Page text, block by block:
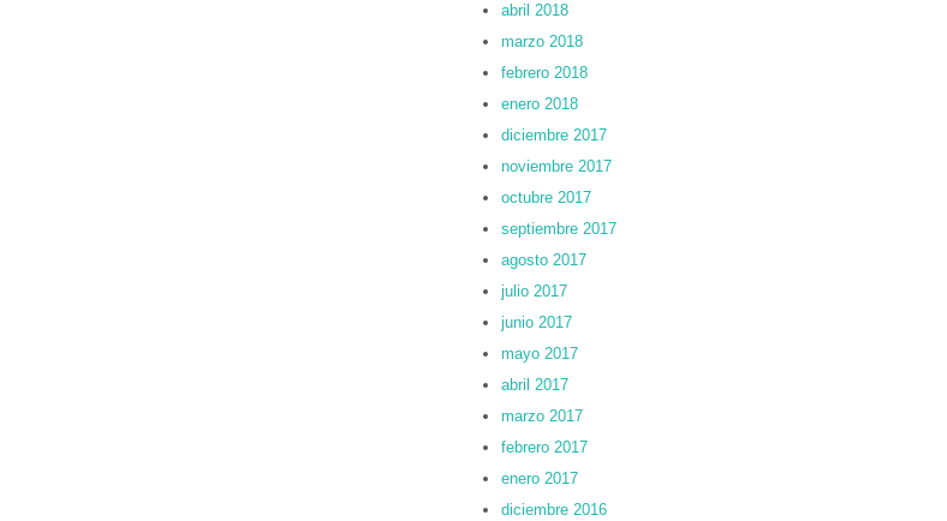
abril 2018
marzo 2018
febrero 2018
enero 2018
diciembre 2017
noviembre 2017
octubre 2017
septiembre 2017
agosto 2017
julio 2017
junio 2017
mayo 2017
abril 2017
marzo 2017
febrero 2017
enero 2017
diciembre 2016